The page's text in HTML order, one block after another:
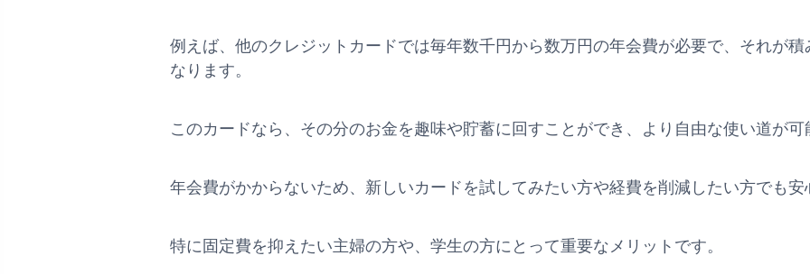
例えば、他のクレジットカードでは毎年数千円から数万円の年会費が必要で、それが
なります。
このカードなら、その分のお金を趣味や貯蓄に回すことができ、より自由な使い道が可
年会費がかからないため、新しいカードを試してみたい方や経費を削減したい方でも安
特に固定費を抑えたい主婦の方や、学生の方にとって重要なメリットです。